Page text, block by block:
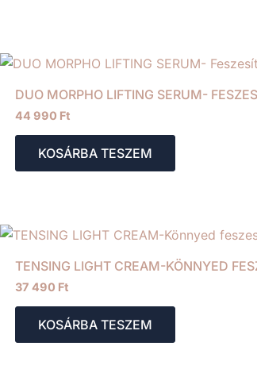
DUO MORPHO LIFTING SERUM-
44 990 Ft
KOSÁRBA TESZEM
TENSING LIGHT CREAM-KÖNNYED
37 490 Ft
KOSÁRBA TESZEM